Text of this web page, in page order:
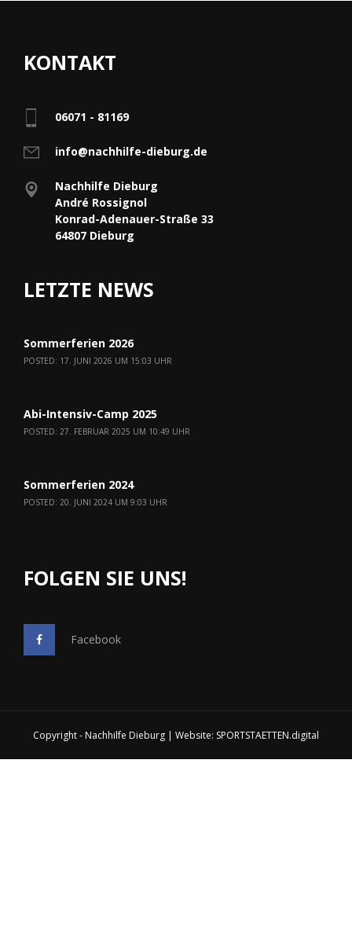
KONTAKT
06071 - 81169
info@nachhilfe-dieburg.de
Nachhilfe Dieburg
André Rossignol
Konrad-Adenauer-Straße 33
64807 Dieburg
LETZTE NEWS
Sommerferien 2026
POSTED: 17. JUNI 2026 UM 15:03 UHR
Abi-Intensiv-Camp 2025
POSTED: 27. FEBRUAR 2025 UM 10:49 UHR
Sommerferien 2024
POSTED: 20. JUNI 2024 UM 9:03 UHR
FOLGEN SIE UNS!
Facebook
Copyright - Nachhilfe Dieburg | Website: SPORTSTAETTEN.digital